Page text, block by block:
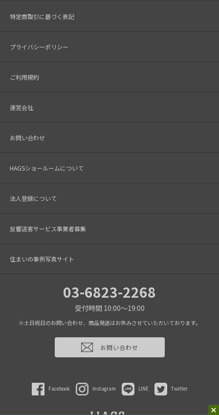
特定商取引に基づく表記
プライバシーポリシー
ご利用規約
運営会社
お問い合わせ
HAGSショールームについて
法人登録について
反響送客サービス事業者募集
住まいの事例写真サイト
03-6823-2268
受付時間 10:00～19:00
※土日祝日のお問い合わせ、商品発送はお休みさせていただいております。
お問い合わせ
Facebook Instagram LINE Twitter